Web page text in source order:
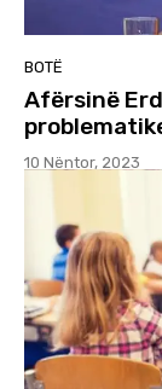
BOTË
Afërsinë
10 Nëntor, 2023